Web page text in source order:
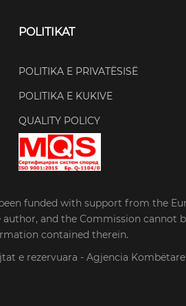
POLITIKAT
POLITIKA E PRIVATËSISË
POLITIKA E KUKIVE
QUALITY POLICY
funded with support from the
and the Commission cannot
contained therein.
e rezervuara - Agjencia